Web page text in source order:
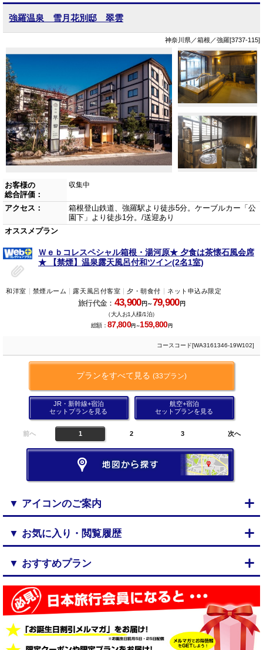
強羅温泉 雪月花別邸 翠雲
神奈川県／箱根／強羅[3737-115]
お客様の
総合評価：
収集中
アクセス：
箱根登山鉄道、強羅駅より徒歩5分。ケーブルカー「公
園下」より徒歩1分。/送迎あり
オススメプラン
Ｗｅｂコレスペシャル箱根・湯河原★ 夕食は茶懐石風会席
★ 【禁煙】温泉露天風呂付和ツイン(2名1室)
和洋室 禁煙ルーム 露天風呂付客室 夕・朝食付 ネット申込み限定
旅行代金： 43,900円～79,900円
（大人お1人様/1泊）
総額：87,800円～159,800円
コースコード[WA3161346-19W102]
プランをすべて見る (33プラン)
JR・新幹線+宿泊
セットプランを見る
航空+宿泊
セットプランを見る
前へ 1 2 3 次へ
▼ アイコンのご案内
▼ お気に入り・閲覧履歴
▼ おすすめプラン